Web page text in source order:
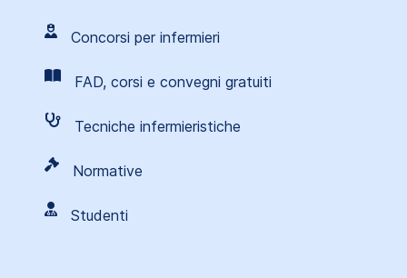
Concorsi per infermieri
FAD, corsi e convegni gratuiti
Tecniche infermieristiche
Normative
Studenti